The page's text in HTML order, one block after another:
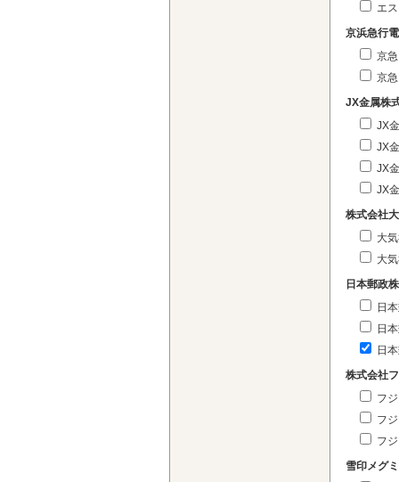
エ
京浜急行
京
京
JX金属株
JX
JX
JX
JX
株式会社
大
大
日本郵政
日
日
日
株式会社
フ
フ
フ
雪印メグ